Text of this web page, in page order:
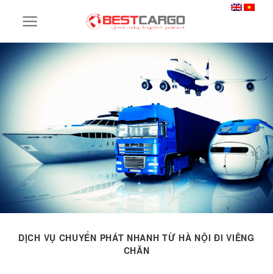
DỊCH VỤ CHUYỂN PHÁT NHANH TỪ HÀ NỘI ĐI VIÊNG
CHĂN